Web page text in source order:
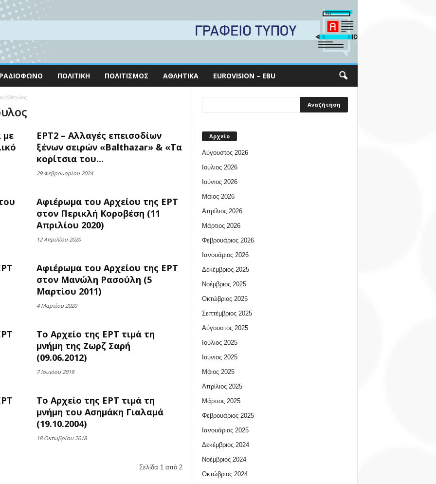
ΠΟΛΙΤΙΚΉ ΠΟΛΙΤΙΣΜΌΣ ΑΘΛΗΤΙΚΆ EUROVISION – EBU
με
ΕΡΤ2 – Αλλαγές επεισοδίων
ξένων σειρών «Balthazar» & «Τα
κορίτσια του...
29 Φεβρουαρίου 2024
Αφιέρωμα του Αρχείου της ΕΡΤ
στον Περικλή Κοροβέση (11
Απριλίου 2020)
12 Απριλίου 2020
Αφιέρωμα του Αρχείου της ΕΡΤ
στον Μανώλη Ρασούλη (5
Μαρτίου 2011)
4 Μαρτίου 2020
Το Αρχείο της ΕΡΤ τιμά τη
μνήμη της Ζωρζ Σαρή
(09.06.2012)
7 Ιουνίου 2019
Το Αρχείο της ΕΡΤ τιμά τη
μνήμη του Ασημάκη Γιαλαμά
(19.10.2004)
18 Οκτωβρίου 2018
Σελίδα 1 από 2
Αρχείο
Αύγουστος 2026
Ιούλιος 2026
Ιούνιος 2026
Μάιος 2026
Απρίλιος 2026
Μάρτιος 2026
Φεβρουάριος 2026
Ιανουάριος 2026
Δεκέμβριος 2025
Νοέμβριος 2025
Οκτώβριος 2025
Σεπτέμβριος 2025
Αύγουστος 2025
Ιούλιος 2025
Ιούνιος 2025
Μάιος 2025
Απρίλιος 2025
Μάρτιος 2025
Φεβρουάριος 2025
Ιανουάριος 2025
Δεκέμβριος 2024
Νοέμβριος 2024
Οκτώβριος 2024